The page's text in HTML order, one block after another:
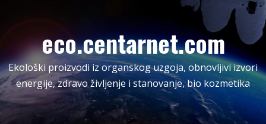
eco.centarnet.com
Ekološki proizvodi iz organskog uzgoja, obnovljivi izvori
energije, zdravo življenje i stanovanje, bio kozmetika